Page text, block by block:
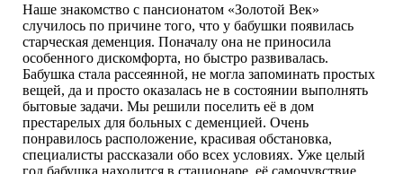
Наше знакомство с пансионатом «Золотой Век»
случилось по причине того, что у бабушки появилась
старческая деменция. Поначалу она не приносила
особенного дискомфорта, но быстро развивалась.
Бабушка стала рассеянной, не могла запоминать простых
вещей, да и просто оказалась не в состоянии выполнять
бытовые задачи. Мы решили поселить её в дом
престарелых для больных с деменцией. Очень
понравилось расположение, красивая обстановка,
специалисты рассказали обо всех условиях. Уже целый
год бабушка находится в стационаре, её самочувствие